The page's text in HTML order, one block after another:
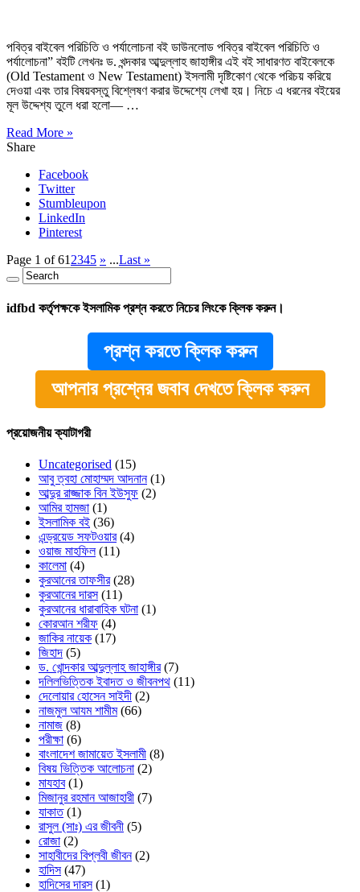
পবিত্র বাইবেল পরিচিতি ও পর্যালোচনা বই ডাউনলোড পবিত্র বাইবেল পরিচিতি ও
পর্যালোচনা” বইটি লেখনঃ ড. খন্দকার আব্দুল্লাহ জাহাঙ্গীর এই বই সাধারণত বাইবেলকে
(Old Testament ও New Testament) ইসলামী দৃষ্টিকোণ থেকে পরিচয় করিয়ে
দেওয়া এবং তার বিষয়বস্তু বিশ্লেষণ করার উদ্দেশ্যে লেখা হয়। নিচে এ ধরনের বইয়ের
মূল উদ্দেশ্য তুলে ধরা হলো— …
Read More »
Share
Facebook
Twitter
Stumbleupon
LinkedIn
Pinterest
Page 1 of 61 2345 » ...Last »
idfbd কর্তৃপক্ষকে ইসলামিক প্রশ্ন করতে নিচের লিংকে ক্লিক করুন।
প্রশ্ন করতে ক্লিক করুন
আপনার প্রশ্নের জবাব দেখতে ক্লিক করুন
প্রয়োজনীয় ক্যাটাগরী
Uncategorised (15)
আবু ত্বহা মোহাম্মদ আদনান(1)
আব্দুর রাজ্জাক বিন ইউসুফ (2)
আমির হামজা (1)
ইসলামিক বই (36)
এন্ড্রয়েড সফটওয়ার(4)
ওয়াজ মাহফিল(11)
কালেমা (4)
কুরআনের তাফসীর(28)
কুরআনের দারস(11)
কুরআনের ধারাবাহিক ঘটনা (1)
কোরআন শরীফ (4)
জাকির নায়েক (17)
জিহাদ (5)
ড. খোন্দকার আব্দুল্লাহ জাহাঙ্গীর(7)
দলিলভিত্তিক ইবাদত ও জীবনপথ (11)
দেলোয়ার হোসেন সাইদী (2)
নাজমুল আযম শামীম(66)
নামাজ (8)
পরীক্ষা (6)
বাংলাদেশ জামায়েত ইসলামী (8)
বিষয় ভিত্তিক আলোচনা (2)
মাযহাব(1)
মিজানুর রহমান আজাহারী (7)
যাকাত(1)
রাসুল (সাঃ) এর জীবনী (5)
রোজা (2)
সাহাবীদের বিপ্লবী জীবন(2)
হাদিস(47)
হাদিসের দারস(1)